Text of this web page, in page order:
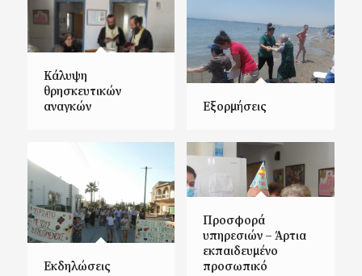
Κάλυψη
θρησκευτικών
αναγκών
Εξορμήσεις
Εκδηλώσεις
Προσφορά
υπηρεσιών – Άρτια
εκπαιδευμένο
προσωπικό